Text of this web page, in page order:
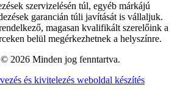
szervizelésén túl, egyéb márkájú
garancián túli javítását is vállaljuk.
magasan kvalifikált szerelőink a
belül megérkezhetnek a helyszínre.
2026 Minden jog fenntartva.
weboldal készítés